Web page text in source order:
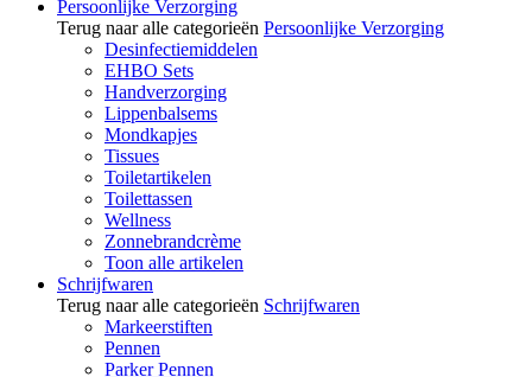
Persoonlijke Verzorging
Terug naar alle categorieën Persoonlijke Verzorging
Desinfectiemiddelen
EHBO Sets
Handverzorging
Lippenbalsems
Mondkapjes
Tissues
Toiletartikelen
Toilettassen
Wellness
Zonnebrandcrème
Toon alle artikelen
Schrijfwaren
Terug naar alle categorieën Schrijfwaren
Markeerstiften
Pennen
Parker Pennen